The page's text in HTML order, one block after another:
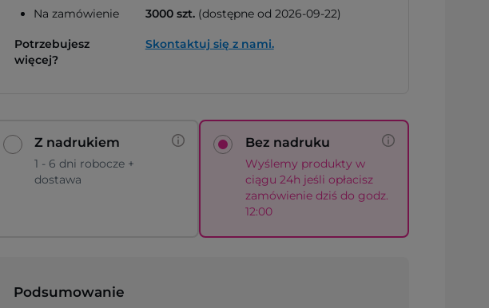
Na zamówienie
3000 szt.(dostępne od 2026-09-22)
Potrzebujesz
więcej?
Skontaktuj się z nami.
Z nadrukiem
1 - 6 dni robocze +
dostawa
Bez nadruku
Wyślemy produkty w
ciągu 24h jeśli opłacisz
zamówienie dziś do godz.
12:00
Podsumowanie